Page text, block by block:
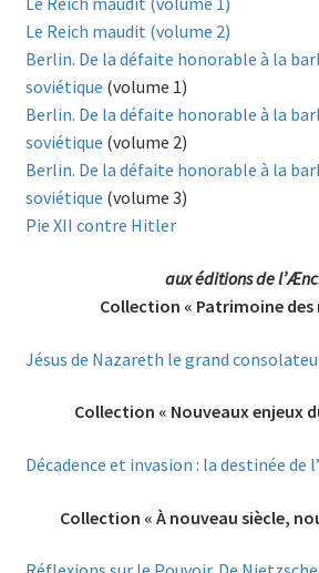
Le Reich maudit (volume 2)
Berlin. De la défaite honorable à la
soviétique (volume 1)
Berlin. De la défaite honorable à la
soviétique (volume 2)
Berlin. De la défaite honorable à la
soviétique (volume 3)
Pie XII contre Hitler
aux éditions de
Collection « Patrimoine des
Jésus de Nazareth le grand
Collection « Nouveaux enjeux
Décadence et invasion : la destinée de
Collection « À nouveau siècle,